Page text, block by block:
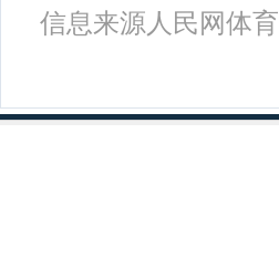
信息来源人民网体育